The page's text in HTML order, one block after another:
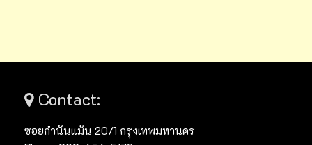
Contact:
ซอยกำนันแม้น 20/1 กรุงเทพมหานคร